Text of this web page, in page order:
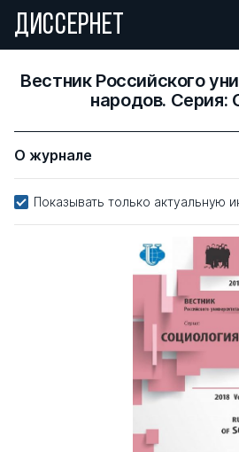
ДИССЕРНЕТ
Вестник Российского
народов. Серия:
О журнале
Показывать только актуальную